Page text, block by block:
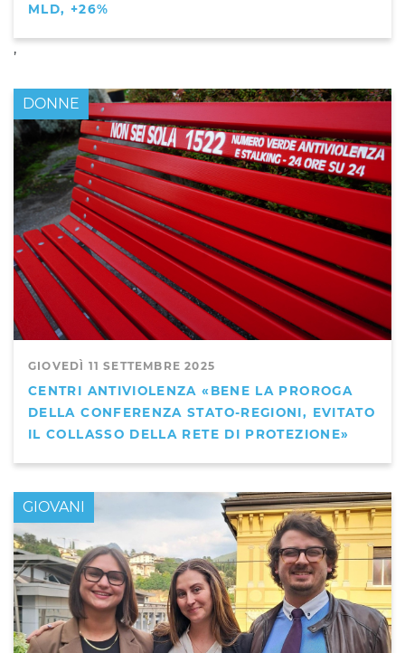
MLD, +26%
,
GIOVEDÌ 11 SETTEMBRE 2025
CENTRI ANTIVIOLENZA «BENE LA PROROGA
DELLA CONFERENZA STATO-REGIONI, EVITATO
IL COLLASSO DELLA RETE DI PROTEZIONE»
DONNE
GIOVANI